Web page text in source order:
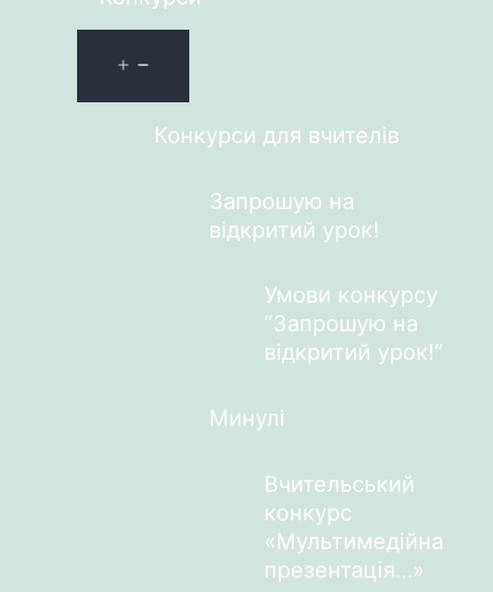
Конкурси для вчителів
Запрошую на
відкритий урок!
Умови конкурсу
“Запрошую на
відкритий урок!”
Минулі
Вчительський
конкурс
«Мультимедійна
презентація…»